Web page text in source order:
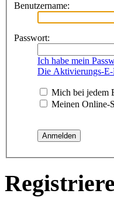
Benutzername:
Passwort:
Ich habe mein
Die Aktivierungs-E-
Mich bei jedem
Meinen Online-